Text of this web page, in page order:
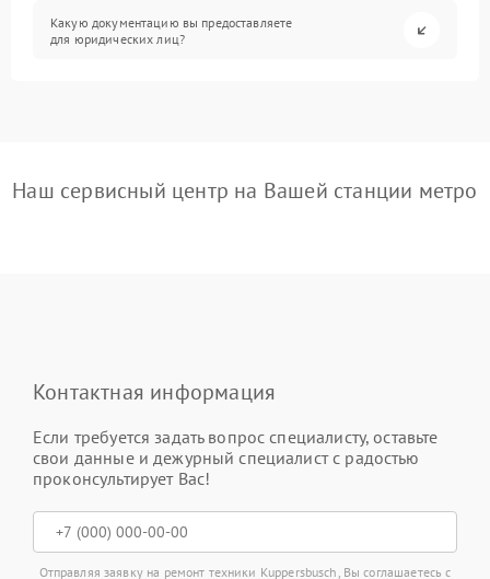
Какую документацию вы предоставляете
для юридических лиц?
Наш сервисный центр на Вашей станции метро
Контактная информация
Если требуется задать вопрос специалисту, оставьте
свои данные и дежурный специалист с радостью
проконсультирует Вас!
Отправляя заявку на ремонт техники Kuppersbusch, Вы соглашаетесь с